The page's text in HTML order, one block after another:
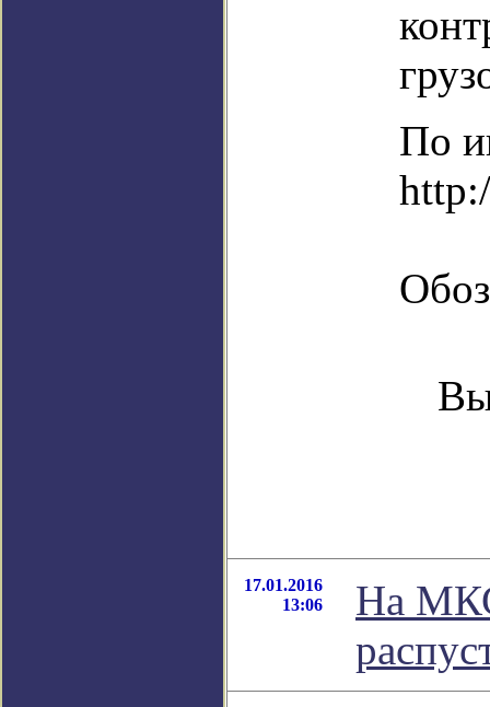
По
17.01.2016
13:06
На